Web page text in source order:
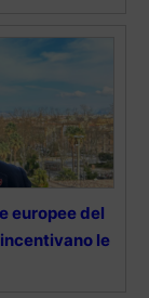
europee del
le